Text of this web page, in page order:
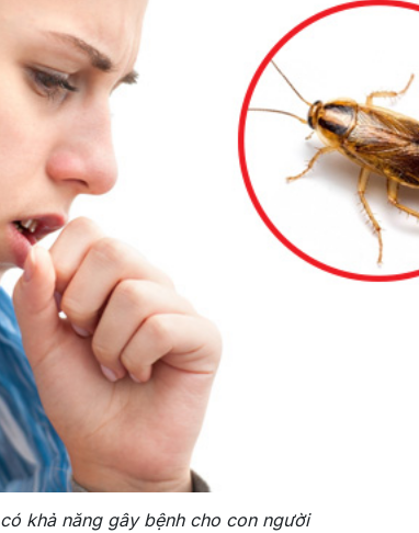
khả năng gây bệnh cho con người